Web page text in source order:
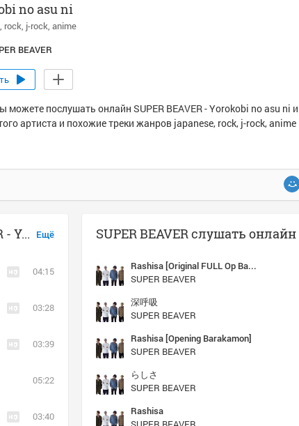
no asu ni
rock j-rock anime
BEAVER
можете послушать онлайн SUPER BEAVER - Yorokobi no asu ni
артиста и похожие треки жанров japanese, rock, j-rock, anime
Ещё
Музыка похожая на SUPER BEAVER - Yorokobi no asu ni
04:15
03:28
03:39
05:22
03:40
SUPER BEAVER слушать онлайн
Rashisa [Original FULL Op Barakamon]
SUPER BEAVER
深呼吸
SUPER BEAVER
Rashisa [Opening Barakamon]
SUPER BEAVER
らしさ
SUPER BEAVER
Rashisa